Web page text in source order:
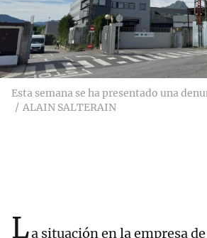
Esta semana se ha presentado una
ALAIN SALTERAIN
La situación en la empresa